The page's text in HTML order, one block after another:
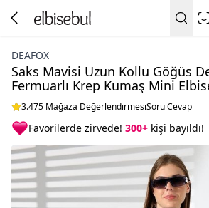
DEAFOX
Saks Mavisi Uzun Kollu Göğüs
Fermuarlı Krep Kumaş Mini
3.475 Mağaza DeğerlendirmesiSoru Cevap
Favorilerde zirvede! 300+ kişi bayıldı!